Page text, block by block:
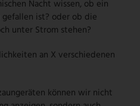
Nacht wissen, ob ein
gefallen ist? oder ob die
unter Strom stehen?
an X verschiedenen
können wir nicht